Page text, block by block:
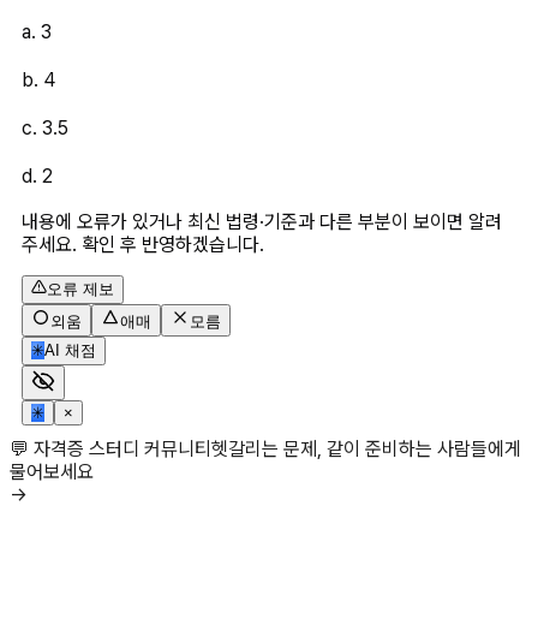
a. 3
b. 4
c. 3.5
d. 2
내용에 오류가 있거나 최신 법령·기준과 다른 부분이 보이면 알려
주세요. 확인 후 반영하겠습니다.
오류 제보
외움
애매
모름
✳AI 채점
✳ ×
💬 자격증 스터디 커뮤니티헷갈리는 문제, 같이 준비하는 사람들에게
물어보세요
→